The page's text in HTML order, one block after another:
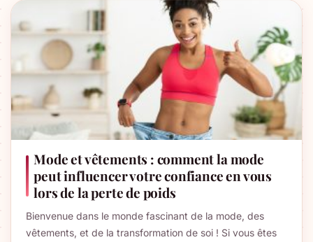
Mode et vêtements : comment la mode
peut influencer votre confiance en vous
lors de la perte de poids
Bienvenue dans le monde fascinant de la mode, des
vêtements, et de la transformation de soi ! Si vous êtes